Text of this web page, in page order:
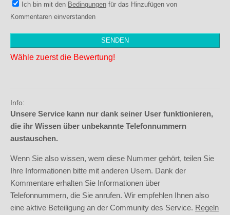
Ich bin mit den Bedingungen für das Hinzufügen von
Kommentaren einverstanden
Wähle zuerst die Bewertung!
Info:
Unsere Service kann nur dank seiner User funktionieren,
die ihr Wissen über unbekannte Telefonnummern
austauschen.
Wenn Sie also wissen, wem diese Nummer gehört, teilen Sie
Ihre Informationen bitte mit anderen Usern. Dank der
Kommentare erhalten Sie Informationen über
Telefonnummern, die Sie anrufen. Wir empfehlen Ihnen also
eine aktive Beteiligung an der Community des Service. Regeln